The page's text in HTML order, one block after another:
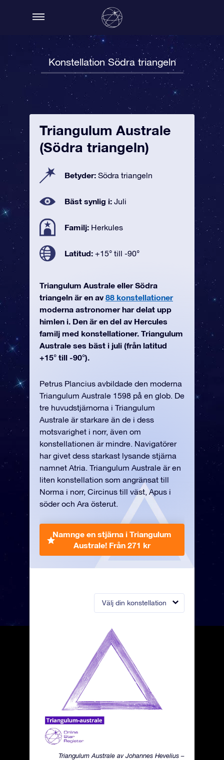
Konstellation Södra triangeln
Välj din konstellation
Triangulum Australe av Johannes Hevelius –
Triangulum Australe
(Södra triangeln)
Betyder: Södra triangeln
Bäst synlig i: Juli
Familj: Herkules
Latitud: +15° till -90°
Triangulum Australe eller Södra
triangeln är en av 88 konstellationer
moderna astronomer har delat upp
himlen i. Den är en del av Hercules
familj med konstellationer. Triangulum
Australe ses bäst i juli (från latitud
+15° till -90°).
Petrus Plancius avbildade den moderna
Triangulum Australe 1598 på en glob. De
tre huvudstjärnorna i Triangulum
Australe är starkare än de i dess
motsvarighet i norr, även om
konstellationen är mindre. Navigatörer
har givet dess starkast lysande stjärna
namnet Atria. Triangulum Australe är en
liten konstellation som angränsat till
Norma i norr, Circinus till väst, Apus i
söder och Ara österut.
Namnge en stjärna i Triangulum
Australe! Från 271 kr